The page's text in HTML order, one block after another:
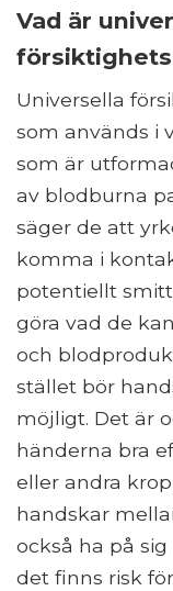
Vad är
Universella
som används i
som är
av blodburna
säger de att
komma i
potentiellt
göra vad de
och
stället bör
möjligt. Det är
händerna bra
eller andra
handskar
också ha på
det finns risk